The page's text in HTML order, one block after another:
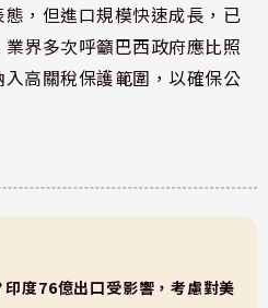
，但進口規模快速成長，已
界多次呼籲巴西政府應比照
高關稅保護範圍，以確保公
度76億出口受影響，考慮對美